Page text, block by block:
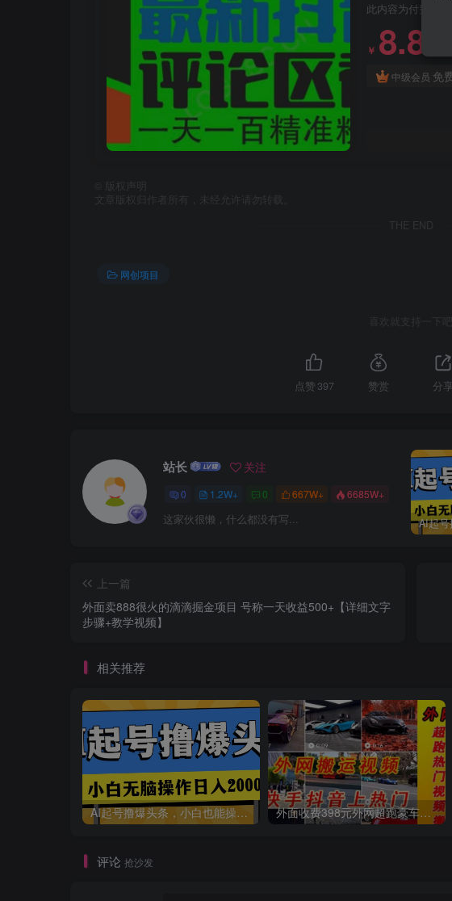
此内容为付费资源
￥ 8.8
中级会员 免
版权声明
文章版权归作者所有，未经允许请勿转载。
THE END
网创项目
喜欢就支持一下吧
点赞 397 赞赏 分享
站长 关注
0 1.2W+ 0 667W+ 6685W+
这家伙很懒，什么都没有写...
上一篇
外面卖888很火的滴滴掘金项目 号称一天收益500+【详细文字
步骤+教学视频】
相关推荐
AI起号撸爆头条，小白也能操作，日入2000+ 外面收费398元外网超跑豪车汽车视频搬运至快手抖音上热门项目
评论 抢沙发